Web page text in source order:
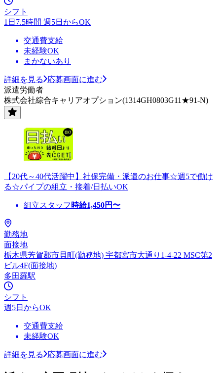
シフト
1日7.5時間 週5日からOK
交通費支給
未経験OK
まかないあり
詳細を見る
応募画面に進む
派遣労働者
株式会社綜合キャリアオプション(1314GH0803G11★91-N)
【20代～40代活躍中】社保完備・派遣のお仕事☆週5で働け
る☆パイプの組立・接着/日払いOK
組立スタッフ 時給1,450円〜
勤務地
面接地
栃木県芳賀郡市貝町(勤務地) 宇都宮市大通り1-4-22 MSC第2
ビル4F(面接地)
多田羅駅
シフト
週5日からOK
交通費支給
未経験OK
詳細を見る 応募画面に進む